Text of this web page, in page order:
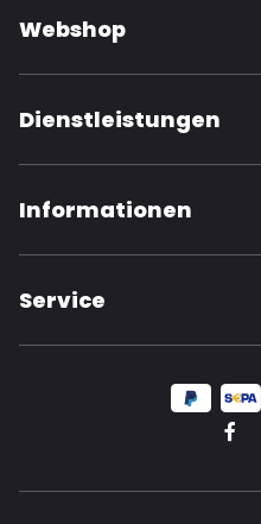
Webshop
Dienstleistungen
Informationen
Service